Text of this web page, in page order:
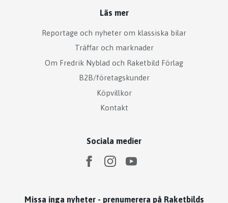
Läs mer
Reportage och nyheter om klassiska bilar
Träffar och marknader
Om Fredrik Nyblad och Raketbild Förlag
B2B/företagskunder
Köpvillkor
Kontakt
Sociala medier
Missa inga nyheter - prenumerera på Raketbilds